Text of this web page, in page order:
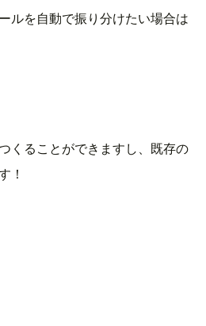
ルを自動で振り分けたい場合は
くることができますし、既存の
！